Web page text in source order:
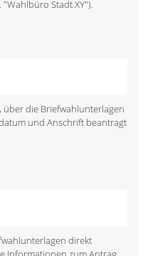
Stadt XY").
über die Briefwahlunterlagen
und Anschrift beantragt
direkt